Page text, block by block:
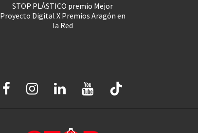
STOP PLÁSTICO premio Mejor
Proyecto Digital X Premios Aragón en
la Red